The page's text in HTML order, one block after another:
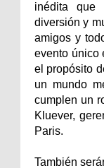
inédita que
diversión y
amigos y
evento único
el propósito
un mundo
cumplen un
Kluever,
Paris.
También